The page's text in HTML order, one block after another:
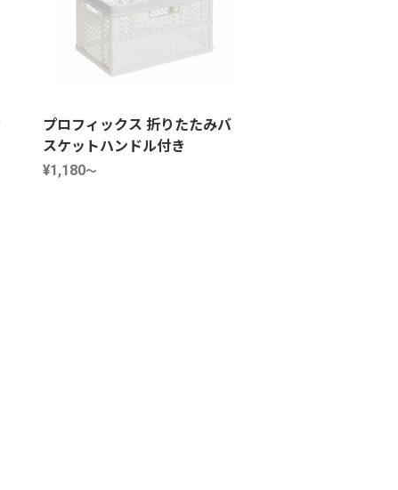
プロフィックス 折りたたみバ
スケットハンドル付き
¥1,180～